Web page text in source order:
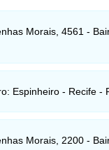
Morais, 4561 -
Espinheiro - Recife -
Morais, 2200 -